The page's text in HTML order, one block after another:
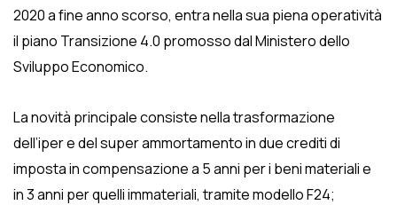
2020 a fine anno scorso, entra nella sua piena operatività
il piano Transizione 4.0 promosso dal Ministero dello
Sviluppo Economico.
La novità principale consiste nella trasformazione
dell’iper e del super ammortamento in due crediti di
imposta in compensazione a 5 anni per i beni materiali e
in 3 anni per quelli immateriali, tramite modello F24;